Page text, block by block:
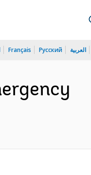
Français Русский العربية